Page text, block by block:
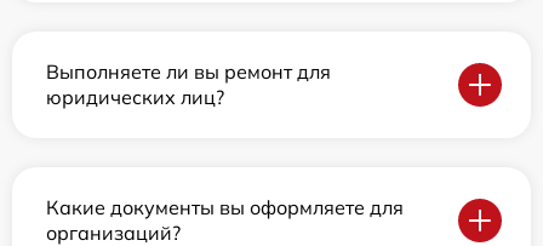
Выполняете ли вы ремонт для
юридических лиц?
Какие документы вы оформляете для
организаций?